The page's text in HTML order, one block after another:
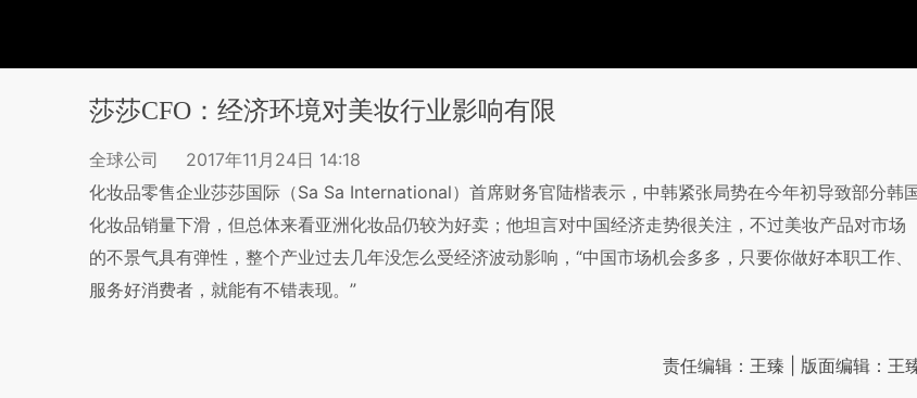
莎莎CFO：经济环境对美妆行业影响有限
全球公司
2017年11月24日 14:18
化妆品零售企业莎莎国际（Sa Sa International）首席财务官陆楷表示，中韩紧张局势在今年初导致部分韩
化妆品销量下滑，但总体来看亚洲化妆品仍较为好卖；他坦言对中国经济走势很关注，不过美妆产品对市场
的不景气具有弹性，整个产业过去几年没怎么受经济波动影响，“中国市场机会多多，只要你做好本职工作、
服务好消费者，就能有不错表现。”
责任编辑：王臻 | 版面编辑：王